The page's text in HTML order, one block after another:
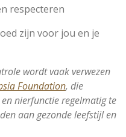
respecteren
zijn voor jou en je
wordt vaak verwezen
Foundation, die
nierfunctie regelmatig te
aan gezonde leefstijl en